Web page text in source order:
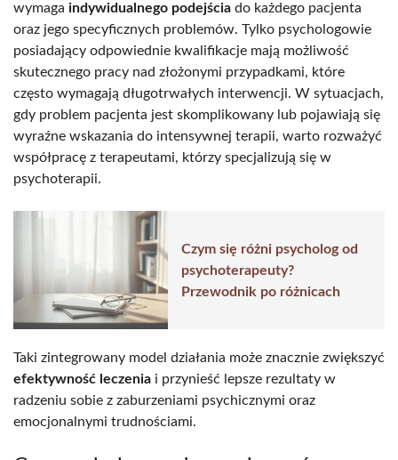
wymaga indywidualnego podejścia do każdego pacjenta
oraz jego specyficznych problemów. Tylko psychologowie
posiadający odpowiednie kwalifikacje mają możliwość
skutecznego pracy nad złożonymi przypadkami, które
często wymagają długotrwałych interwencji. W sytuacjach,
gdy problem pacjenta jest skomplikowany lub pojawiają się
wyraźne wskazania do intensywnej terapii, warto rozważyć
współpracę z terapeutami, którzy specjalizują się w
psychoterapii.
Czym się różni psycholog od
psychoterapeuty?
Przewodnik po różnicach
Taki zintegrowany model działania może znacznie zwiększyć
efektywność leczenia i przynieść lepsze rezultaty w
radzeniu sobie z zaburzeniami psychicznymi oraz
emocjonalnymi trudnościami.